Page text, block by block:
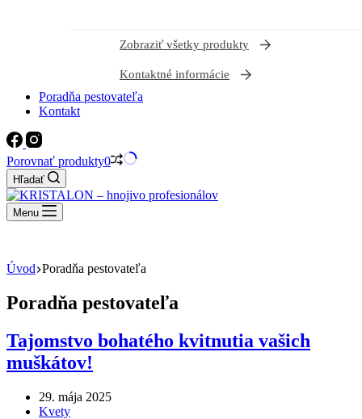
Zobraziť všetky produkty
Kontaktné informácie
Poradňa pestovateľa
Kontakt
Porovnať produkty0
Hľadať
Menu
Úvod Poradňa pestovateľa
Poradňa pestovateľa
Tajomstvo bohatého kvitnutia vašich
muškátov!
29. mája 2025
Kvety